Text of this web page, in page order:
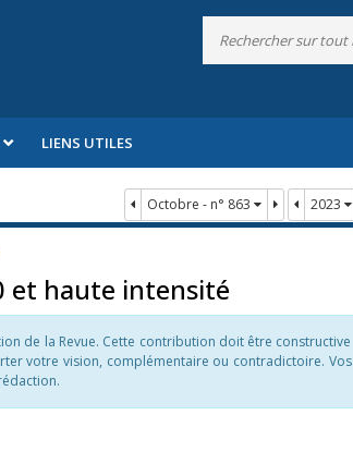
LIENS UTILES
Octobre - n° 863 2023
et haute intensité
de la Revue. Cette contribution doit être constructive
votre vision, complémentaire ou contradictoire. Vos